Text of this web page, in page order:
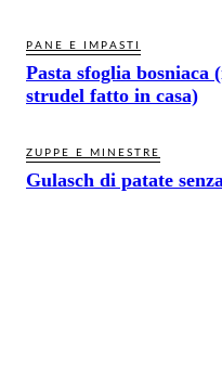
PANE E IMPASTI
Pasta sfoglia bosniaca
strudel fatto in casa)
ZUPPE E MINESTRE
Gulasch di patate